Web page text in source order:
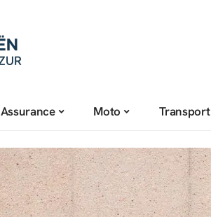
Assurance Moto Transport